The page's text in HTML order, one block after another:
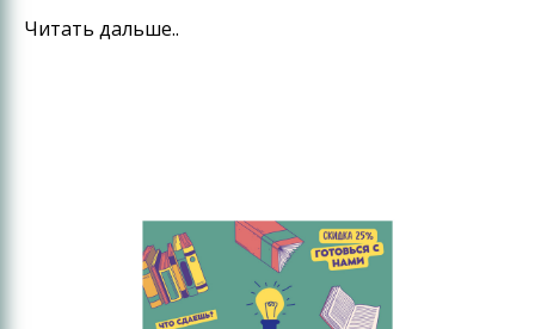
Преподаватели нашего учебного центра не
классов, проанализировать знания и особенности
каждого, и, исходя из этого, составить учебный
Читать дальше..